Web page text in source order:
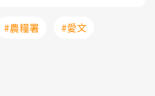
#農糧署
#愛文